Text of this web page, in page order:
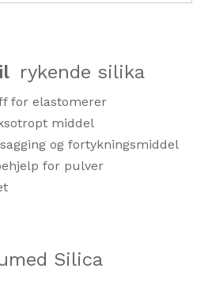
rykende silika
for elastomerer
middel
og fortykningsmiddel
for pulver
Silica